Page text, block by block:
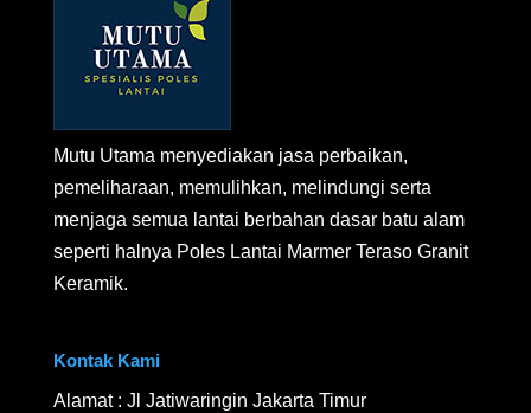
Mutu Utama menyediakan jasa perbaikan,
pemeliharaan, memulihkan, melindungi serta
menjaga semua lantai berbahan dasar batu alam
seperti halnya Poles Lantai Marmer Teraso Granit
Keramik.
Kontak Kami
Alamat : Jl Jatiwaringin Jakarta Timur